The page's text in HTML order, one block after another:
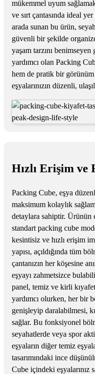
mükemmel uyum
ve sırt çantasında ideal
arada sunan bu ürün,
güvenli bir şekilde
yaşam tarzını
yardımcı olan Packing
hem de pratik bir
eşyalarınızın düzenli,
Hızlı Erişim ve
Packing Cube, eşya
maksimum kolaylık
detaylara sahiptir. Ürünün
standart packing cube
kesintisiz ve hızlı erişim
yapısı, açıldığında tüm
çantanızın her köşesine
eşyayı zahmetsizce
panel, temiz ve kirli
yardımcı olurken, her bir
genişleyip daralabilmesi,
sağlar. Bu fonksiyonel
seyahatlerde veya spor
eşyaların diğer temiz
tasarımındaki ince
Cube içindeki eşyalarınız